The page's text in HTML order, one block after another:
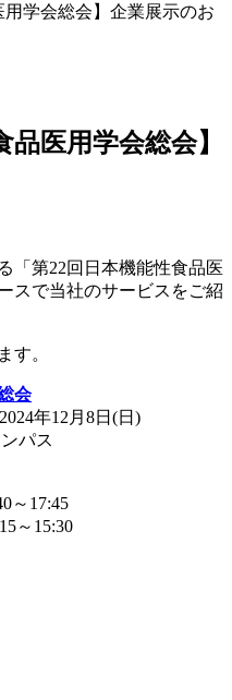
用学会総会】企業展示のお
品医用学会総会】
「第22回日本機能性食品医
スで当社のサービスをご紹
す。
会
年12月8日(日)
パス
～17:45
15:30